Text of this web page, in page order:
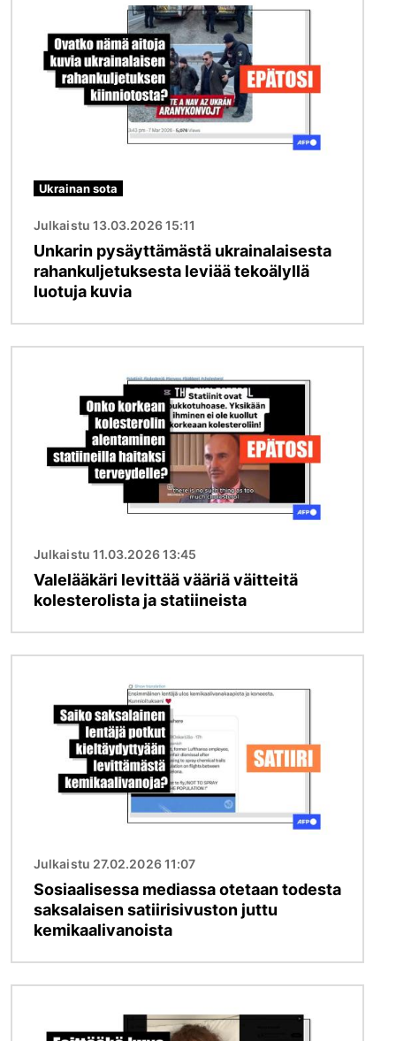
Ukrainan sota
Julkaistu 13.03.2026 15:11
Unkarin pysäyttämästä ukrainalaisesta
rahankuljetuksesta leviää tekoälyllä
luotuja kuvia
Julkaistu 11.03.2026 13:45
Valelääkäri levittää vääriä väitteitä
kolesterolista ja statiineista
Julkaistu 27.02.2026 11:07
Sosiaalisessa mediassa otetaan todesta
saksalaisen satiirisivuston juttu
kemikaalivanoista